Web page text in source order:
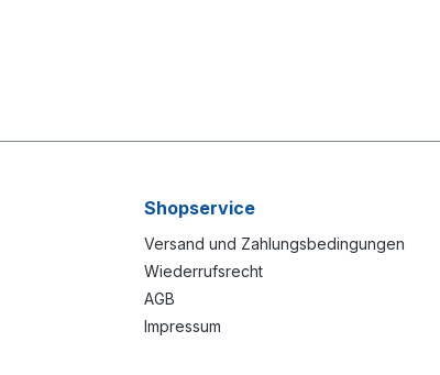
Shopservice
Versand und Zahlungsbedingungen
Wiederrufsrecht
AGB
Impressum